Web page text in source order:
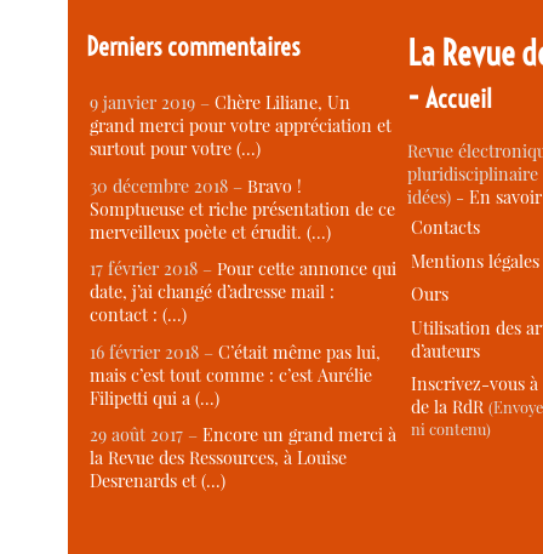
Derniers commentaires
9 janvier 2019 –Chère Liliane, Un
grand merci pour votre appréciation et
surtout pour votre (…)
30 décembre 2018 –Bravo !
Somptueuse et riche présentation de ce
merveilleux poète et érudit. (…)
17 février 2018 –Pour cette annonce qui
date, j’ai changé d’adresse mail :
contact : (…)
16 février 2018 –C’était même pas lui,
mais c’est tout comme : c’est Aurélie
Filipetti qui a (…)
29 août 2017 –Encore un grand merci à
la Revue des Ressources, à Louise
Desrenards et (…)
La Revue
-Accueil
Revue
idées) -En
Contacts
Mentions légales
Ours
Utilisation des
d’auteurs
Inscrivez-vous
de la RdR
ni contenu)